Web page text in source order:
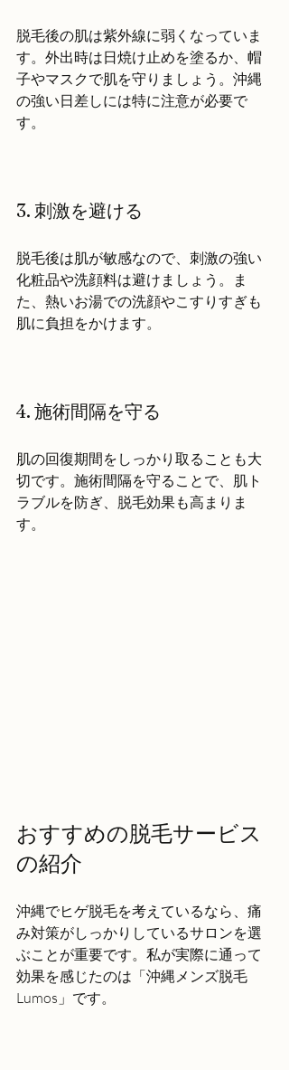
脱毛後の肌は紫外線に弱くなっていま
す。外出時は日焼け止めを塗るか、帽
子やマスクで肌を守りましょう。沖縄
の強い日差しには特に注意が必要で
す。
3. 刺激を避ける
脱毛後は肌が敏感なので、刺激の強い
化粧品や洗顔料は避けましょう。ま
た、熱いお湯での洗顔やこすりすぎも
肌に負担をかけます。
4. 施術間隔を守る
肌の回復期間をしっかり取ることも大
切です。施術間隔を守ることで、肌ト
ラブルを防ぎ、脱毛効果も高まりま
す。
おすすめの脱毛サービス
の紹介
沖縄でヒゲ脱毛を考えているなら、痛
み対策がしっかりしているサロンを選
ぶことが重要です。私が実際に通って
効果を感じたのは「沖縄メンズ脱毛
Lumos」です。